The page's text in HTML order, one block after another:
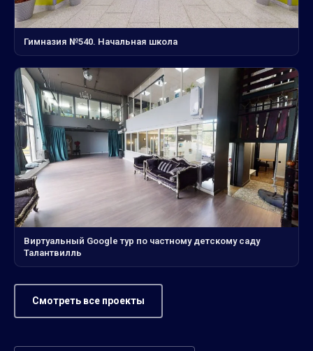
Гимназия №540. Начальная школа
Виртуальный Google тур по частному детскому саду
Талантвилль
Смотреть все проекты